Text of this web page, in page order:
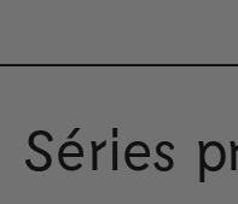
Séries